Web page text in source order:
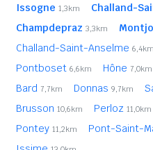
Issogne 1,3km Challand-
Champdepraz 3,3km
Challand-Saint-Anselme 6,4km
Pontboset 6,6km Hône 7,0km
Bard 7,7km Donnas 9,7km
Brusson 10,6km Perloz 11,0km
Pontey 11,2km Pont-Saint-